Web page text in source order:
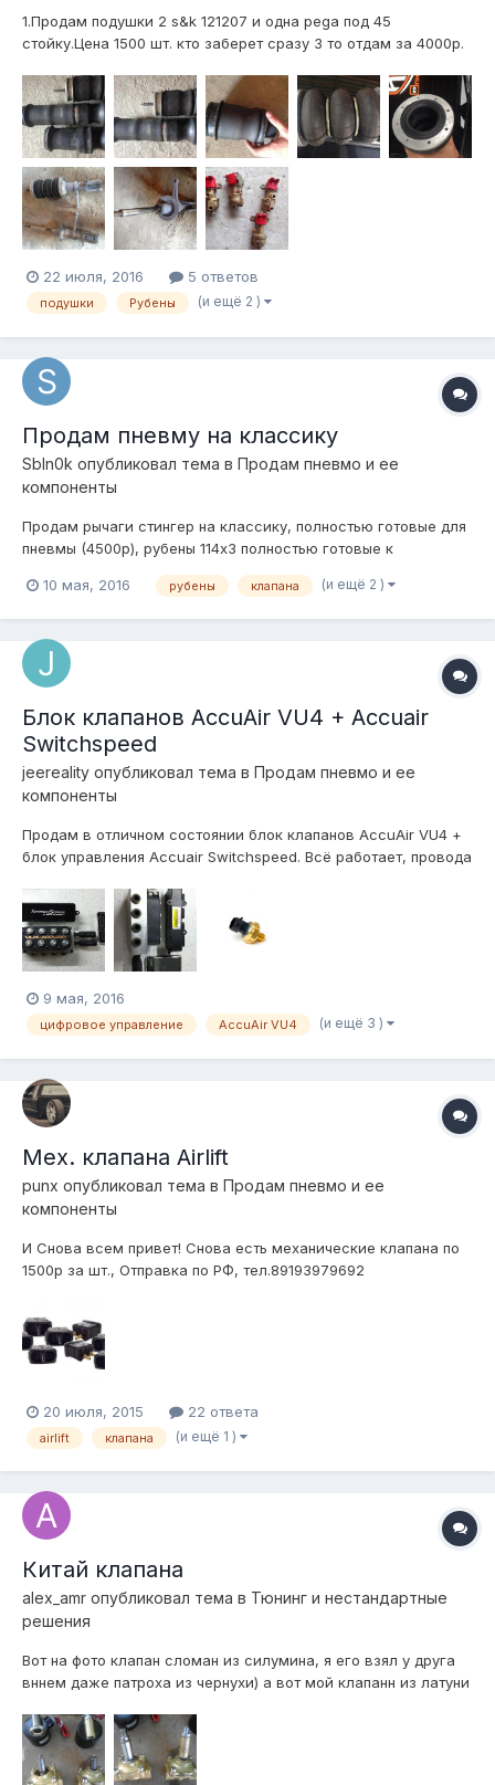
1.Продам подушки 2 s&k 121207 и одна pega под 45
стойку.Цена 1500 шт. кто заберет сразу 3 то отдам за 4000р.
рубены 130 на ваз пп на одной стойки надо менять шток цена
3000р 4. клапана atiker 4шт цена 2500 Или же обмен каких
ли...
22 июля, 2016 5 ответов
подушки Рубены (и ещё 2 )
Продам пневму на классику
SbIn0k опубликовал тема в Продам пневмо и ее
компоненты
Продам рычаги стингер на классику, полностью готовые для
пневмы (4500р), рубены 114х3 полностью готовые к
Клапана lovato 7шт+ к ним пульт( от стеклоподъемников блок
Барнаул, т.8962804171...
10 мая, 2016 рубены клапана (и ещё 2 )
Блок клапанов AccuAir VU4 + Accuair
Switchspeed
jeereality опубликовал тема в Продам пневмо и ее
компоненты
Продам в отличном состоянии блок клапанов AccuAir VU4 +
блок управления Accuair Switchspeed. Всё работает, провода
pressure sensor! Цена вопроса 56 тыс руб. без торга! Все
вопросы по телефону 9I6-44O-2O-O7
9 мая, 2016
цифровое управление AccuAir VU4 (и ещё 3 )
Мех. клапана Airlift
punx опубликовал тема в Продам пневмо и ее
компоненты
И Снова всем привет! Снова есть механические клапана по
1500р за шт., Отправка по РФ, тел.89193979692
20 июля, 2015 22 ответа
airlift клапана (и ещё 1 )
Китай клапана
alex_amr опубликовал тема в Тюнинг и нестандартные
решения
Вот на фото клапан сломан из силумина, я его взял у друга
вннем даже патроха из чернухи) а вот мой клапанн из латуни
сламал он давку не держали потом катуха легла, мои
стоили 1100 на али